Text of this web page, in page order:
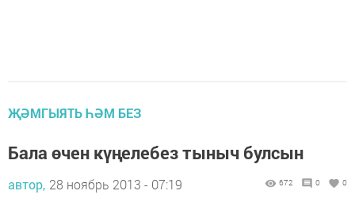
ҖӘМГЫЯТЬ ҺӘМ БЕЗ
Бала өчен күңелебез тыныч булсын
автор, 28 ноябрь 2013 - 07:19 672 0 0